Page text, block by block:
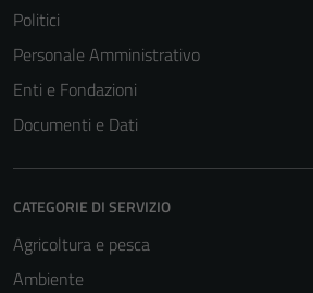
Politici
Personale Amministrativo
Enti e Fondazioni
Documenti e Dati
CATEGORIE DI SERVIZIO
Agricoltura e pesca
Ambiente